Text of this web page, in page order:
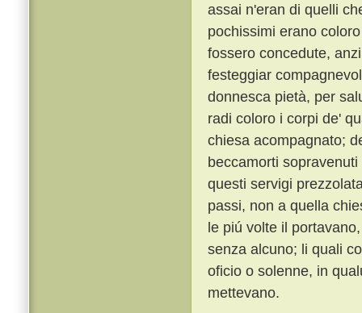
assai n'eran di quelli
pochissimi erano
fossero concedute,
festeggiar
donnesca pietà, per
radi coloro i corpi de'
chiesa acompagnato;
beccamorti
questi servigi
passi, non a quella
le piú volte il
senza alcuno; li quali
oficio o solenne, in
mettevano.